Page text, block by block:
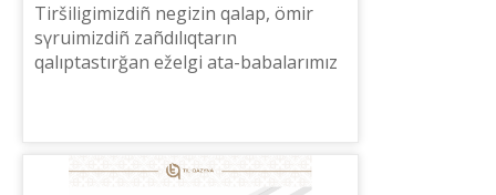
Tіršіlіgіmіzdіñ negіzіn qalap, ömіr
sүruі­mіzdіñ zañdılıqtarın
qalıptastırğan eželgі ata-babalarımız